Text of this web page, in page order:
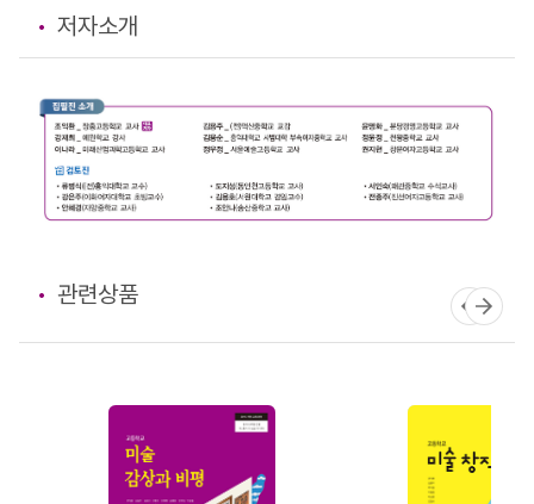
저자소개
관련상품